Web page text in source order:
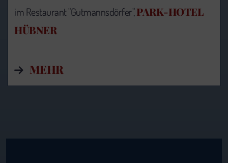
im Restaurant "Gutmannsdörfer",PARK-HOTEL
HÜBNER
MEHR